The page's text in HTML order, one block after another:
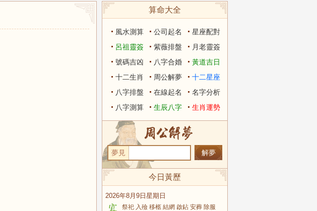
算命大全
風水測算 公司起名
星座配對
呂祖靈簽
紫薇排盤
月老靈簽
號碼吉凶
八字合婚
黃道吉日
十二生肖
周公解夢
十二星座
八字排盤
在線起名
名字分析
八字測算
生辰八字 生肖運勢
夢見
今日黃歷
2026年8月9日星期日
祭祀 入殮 移柩 結網 啟鉆 安葬 除服